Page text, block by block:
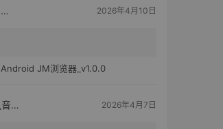
raka 2026年4月10日
Android JM浏览器_v1.0.0
枫音应用 2026年4月7日